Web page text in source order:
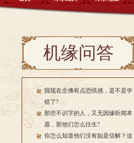
机缘问答
我现在念佛有点恐惧感，是不是学
错了?
那些不识字的人，又无因缘听闻本
愿，那他们怎么往生?
你怎么知道他们没有如是信解？这